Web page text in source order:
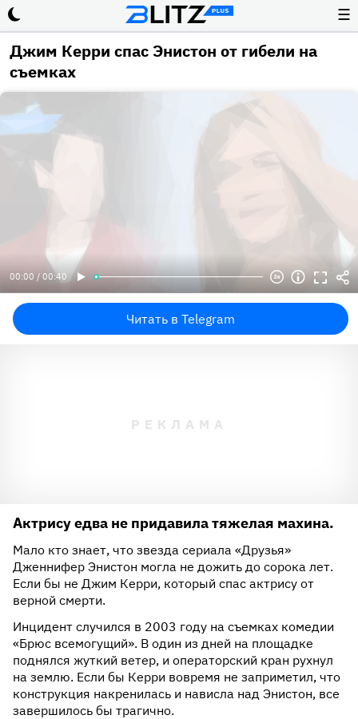
☰
Джим Керри спас Энистон от гибели на
съемках
00:00 / 00:40
Читать в Telegram
Актрису едва не придавила тяжелая махина.
Мало кто знает, что звезда сериала «Друзья»
Дженнифер Энистон могла не дожить до сорока лет.
Если бы не Джим Керри, который спас актрису от
верной смерти.
Инцидент случился в 2003 году на съемках комедии
«Брюс всемогущий». В один из дней на площадке
поднялся жуткий ветер, и операторский кран рухнул
на землю. Если бы Керри вовремя не заприметил, что
конструкция накренилась и нависла над Энистон, все
завершилось бы трагично.